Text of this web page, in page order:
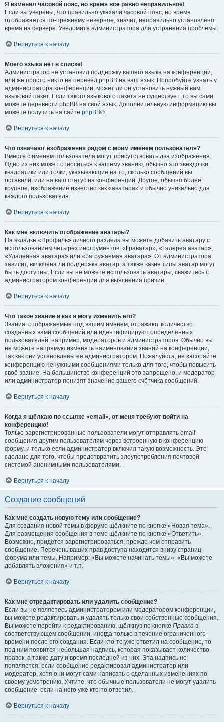
Я изменил часовой пояс, но время всё равно неправильное!
Если вы уверены, что правильно указали часовой пояс, но время
отображается по-прежнему неверное, значит, неправильно установлено
время на сервере. Уведомите администратора для устранения проблемы.
Вернуться к началу
Моего языка нет в списке!
Администратор не установил поддержку вашего языка на конференции,
или же просто никто не перевёл phpBB на ваш язык. Попробуйте узнать у
администратора конференции, может ли он установить нужный вам
языковой пакет. Если такого языкового пакета не существует, то вы сами
можете перевести phpBB на свой язык. Дополнительную информацию вы
можете получить на сайте phpBB®.
Вернуться к началу
Что означают изображения рядом с моим именем пользователя?
Вместе с именем пользователя могут присутствовать два изображения.
Одно из них может относиться к вашему званию, обычно это звёздочки,
квадратики или точки, указывающие на то, сколько сообщений вы
оставили, или на ваш статус на конференции. Другое, обычно более
крупное, изображение известно как «аватара» и обычно уникально для
каждого пользователя.
Вернуться к началу
Как мне включить отображение аватары?
На вкладке «Профиль» личного раздела вы можете добавить аватару с
использованием четырёх инструментов: «Граватар», «Галерея аватар»,
«Удалённая аватара» или «Загружаемая аватара». От администратора
зависит, включена ли поддержка аватар, а также какие типы аватар могут
быть доступны. Если вы не можете использовать аватары, свяжитесь с
администратором конференции для выяснения причин.
Вернуться к началу
Что такое звание и как я могу изменить его?
Звания, отображаемые под вашим именем, отражают количество
созданных вами сообщений или идентифицируют определённых
пользователей: например, модераторов и администраторов. Обычно вы
не можете напрямую изменять наименования званий на конференции,
так как они установлены её администратором. Пожалуйста, не засоряйте
конференцию ненужными сообщениями только для того, чтобы повысить
своё звание. На большинстве конференций это запрещено, и модератор
или администратор понизят значение вашего счётчика сообщений.
Вернуться к началу
Когда я щёлкаю по ссылке «email», от меня требуют войти на
конференцию!
Только зарегистрированные пользователи могут отправлять email-
сообщения другим пользователям через встроенную в конференцию
форму, и только если администратор включил такую возможность. Это
сделано для того, чтобы предотвратить злоупотребления почтовой
системой анонимными пользователями.
Вернуться к началу
Создание сообщений
Как мне создать новую тему или сообщение?
Для создания новой темы в форуме щёлкните по кнопке «Новая тема».
Для размещения сообщения в теме щёлкните по кнопке «Ответить».
Возможно, придётся зарегистрироваться, прежде чем отправить
сообщение. Перечень ваших прав доступа находится внизу страниц
форума или темы. Например: «Вы можете начинать темы», «Вы можете
добавлять вложения» и т.п.
Вернуться к началу
Как мне отредактировать или удалить сообщение?
Если вы не являетесь администратором или модератором конференции,
вы можете редактировать и удалять только свои собственные сообщения.
Вы можете перейти к редактированию, щёлкнув по кнопке Правка в
соответствующем сообщении, иногда только в течение ограниченного
времени после его создания. Если кто-то уже ответил на сообщение, то
под ним появится небольшая надпись, которая показывает количество
правок, а также дату и время последней из них. Эта надпись не
появляется, если сообщение редактировал администратор или
модератор, хотя они могут сами написать о сделанных изменениях по
своему усмотрению. Учтите, что обычные пользователи не могут удалить
сообщение, если на него уже кто-то ответил.
Вернуться к началу